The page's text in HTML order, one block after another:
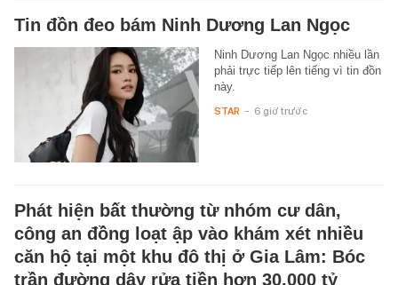
Tin đồn đeo bám Ninh Dương Lan Ngọc
Ninh Dương Lan Ngọc nhiều lần
phải trực tiếp lên tiếng vì tin đồn
này.
STAR - 6 giờ trước
Phát hiện bất thường từ nhóm cư dân,
công an đồng loạt ập vào khám xét nhiều
căn hộ tại một khu đô thị ở Gia Lâm: Bóc
trần đường dây rửa tiền hơn 30.000 tỷ